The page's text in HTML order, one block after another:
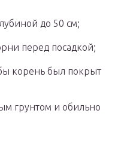
до 50 см;
перед посадкой;
корень был покрыт
грунтом и обильно